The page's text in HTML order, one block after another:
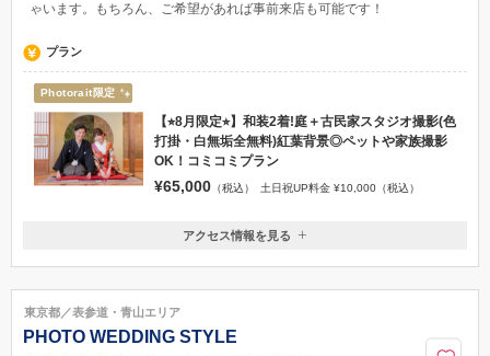
ゃいます。もちろん、ご希望があれば事前来店も可能です！
プラン
Photorait限定
【⭐︎8月限定⭐︎】和装2着!庭＋古民家スタジオ撮影(色
打掛・白無垢全無料)紅葉背景◎ペットや家族撮影
OK！コミコミプラン
¥65,000 （税込） 土日祝UP料金 ¥10,000（税込）
東京都港区白金台1-2-46
営地下鉄三田線【白金台駅】2番出口より徒歩7分、八芳園を超えて直進
②都営地下鉄浅草線【高輪台駅】A2番出口より徒歩8分、明治学院前を左
アクセス情報を見る
東京都／表参道・青山エリア
PHOTO WEDDING STYLE